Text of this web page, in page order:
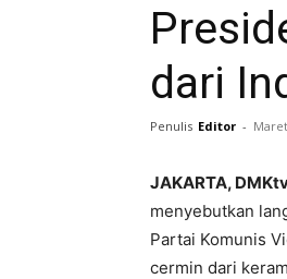
dari
Penulis Editor -
JAKARTA,
menyebutkan
Partai Komunis
cermin dari